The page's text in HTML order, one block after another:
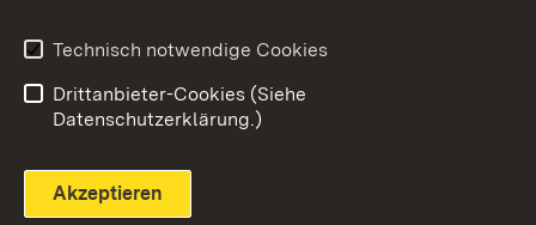
Technisch notwendige Cookies
Drittanbieter-Cookies (Siehe
Datenschutzerklärung.)
Akzeptieren